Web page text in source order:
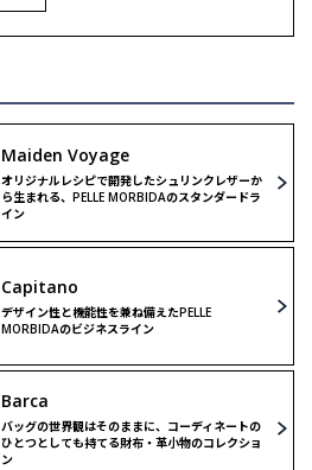
Maiden Voyage
オリジナルレシピで開発したシュリンクレザーか
ら生まれる、PELLE MORBIDAのスタンダードラ
イン
Capitano
デザイン性と機能性を兼ね備えたPELLE
MORBIDAのビジネスライン
Barca
バッグの世界観はそのままに、コーディネートの
ひとつとしても持てる財布・革小物のコレクショ
ン